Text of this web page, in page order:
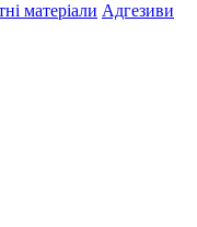
матеріали Адгезиви